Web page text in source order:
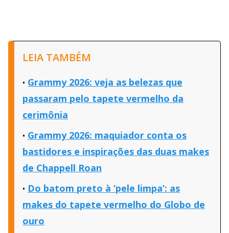
LEIA TAMBÉM
Grammy 2026: veja as belezas que
passaram pelo tapete vermelho da
cerimônia
Grammy 2026: maquiador conta os
bastidores e inspirações das duas makes
de Chappell Roan
Do batom preto à ‘pele limpa’: as
makes do tapete vermelho do Globo de
ouro